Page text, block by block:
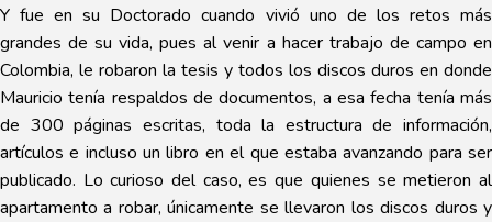
Y fue en su Doctorado cuando vivió uno de los retos más
grandes de su vida, pues al venir a hacer trabajo de campo en
Colombia, le robaron la tesis y todos los discos duros en donde
Mauricio tenía respaldos de documentos, a esa fecha tenía más
de 300 páginas escritas, toda la estructura de información,
artículos e incluso un libro en el que estaba avanzando para ser
publicado. Lo curioso del caso, es que quienes se metieron al
apartamento a robar, únicamente se llevaron los discos duros y